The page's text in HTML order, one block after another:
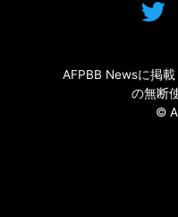
AFPBB Newsに掲
の無断
©